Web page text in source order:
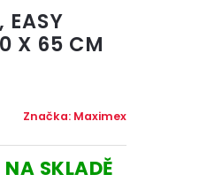
EASY
X 65 CM
Značka: Maximex
SKLADĚ